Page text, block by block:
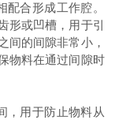
合形成工作腔。
形或凹槽，用于引
间的间隙非常小，
物料在通过间隙时
，用于防止物料从